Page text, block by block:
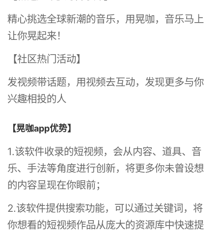
精心挑选全球新潮的音乐，用晃咖，音乐马上
让你晃起来！
【社区热门活动】
发视频带话题，用视频去互动，发现更多与你
兴趣相投的人
【晃咖app优势】
1.该软件收录的短视频，会从内容、道具、音
乐、手法等角度进行创新，将更多你未曾设想
的内容呈现在你眼前；
2.该软件提供搜索功能，可以通过关键词，将
你想看的短视频作品从庞大的资源库中快速提